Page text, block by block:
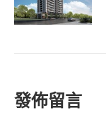
發佈留言